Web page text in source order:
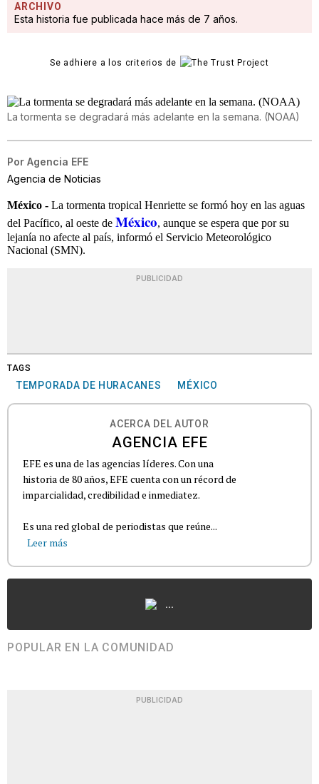
ARCHIVO
Esta historia fue publicada hace más de 7 años.
Se adhiere a los criterios de
La tormenta se degradará más adelante en la semana. (NOAA)
Por Agencia EFE
Agencia de Noticias
México - La tormenta tropical Henriette se formó hoy en las aguas
del Pacífico, al oeste de México, aunque se espera que por su
lejanía no afecte al país, informó el Servicio Meteorológico
Nacional (SMN).
PUBLICIDAD
TAGS
TEMPORADA DE HURACANES MÉXICO
ACERCA DEL AUTOR
AGENCIA EFE
EFE es una de las agencias líderes. Con una
historia de 80 años, EFE cuenta con un récord de
imparcialidad, credibilidad e inmediatez.
Es una red global de periodistas que reúne...
Leer más
...
POPULAR EN LA COMUNIDAD
PUBLICIDAD